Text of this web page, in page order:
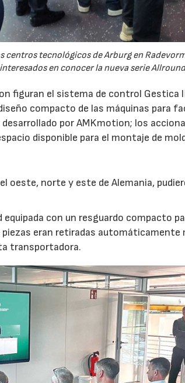
centros tecnológicos de Arburg en
en conocer la nueva serie
figuran el sistema de control
compacto de las máquinas para
por AMKmotion; los
disponible para el montaje de
oeste, norte y este de Alemania,
equipada con un resguardo compacto
eran retiradas
transportadora.